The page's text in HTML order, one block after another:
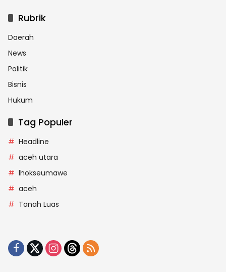
Rubrik
Daerah
News
Politik
Bisnis
Hukum
Tag Populer
Headline
aceh utara
lhokseumawe
aceh
Tanah Luas